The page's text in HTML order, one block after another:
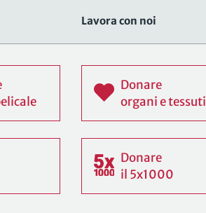
Lavora con noi
Donare
organi e tessuti
Donare
il 5x1000